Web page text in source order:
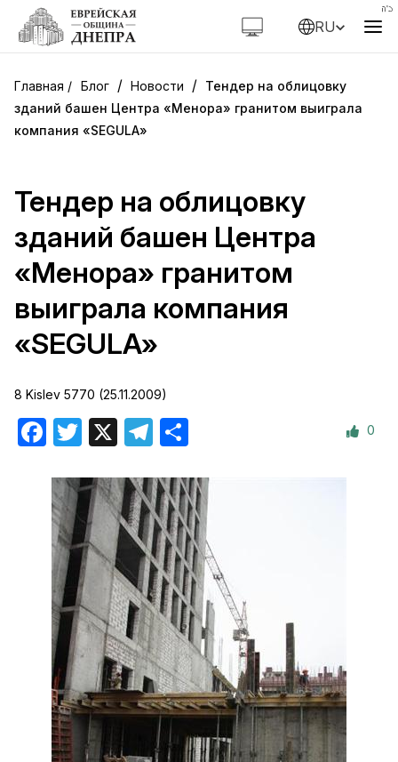
RU
Блог / Новости / Тендер на облицовку
зданий башен Центра «Менора» гранитом выиграла
компания «SEGULA»
Тендер на облицовку
зданий башен Центра
«Менора» гранитом
выиграла компания
«SEGULA»
8 Kislev 5770 (25.11.2009)
Facebook
Twitter Telegram 0